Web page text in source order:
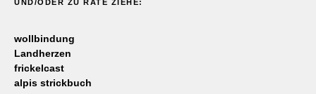
UND/ODER ZU RATE ZIEHE:
wollbindung
Landherzen
frickelcast
alpis strickbuch